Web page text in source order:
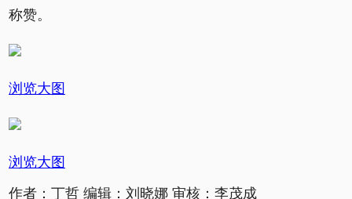
称赞。
浏览大图
浏览大图
作者：丁哲 编辑：刘晓娜 审核：李茂成